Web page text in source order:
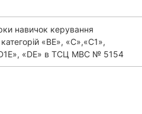
навичок керування
«BE», «С»,«С1»,
«DE» в ТСЦ МВС № 5154